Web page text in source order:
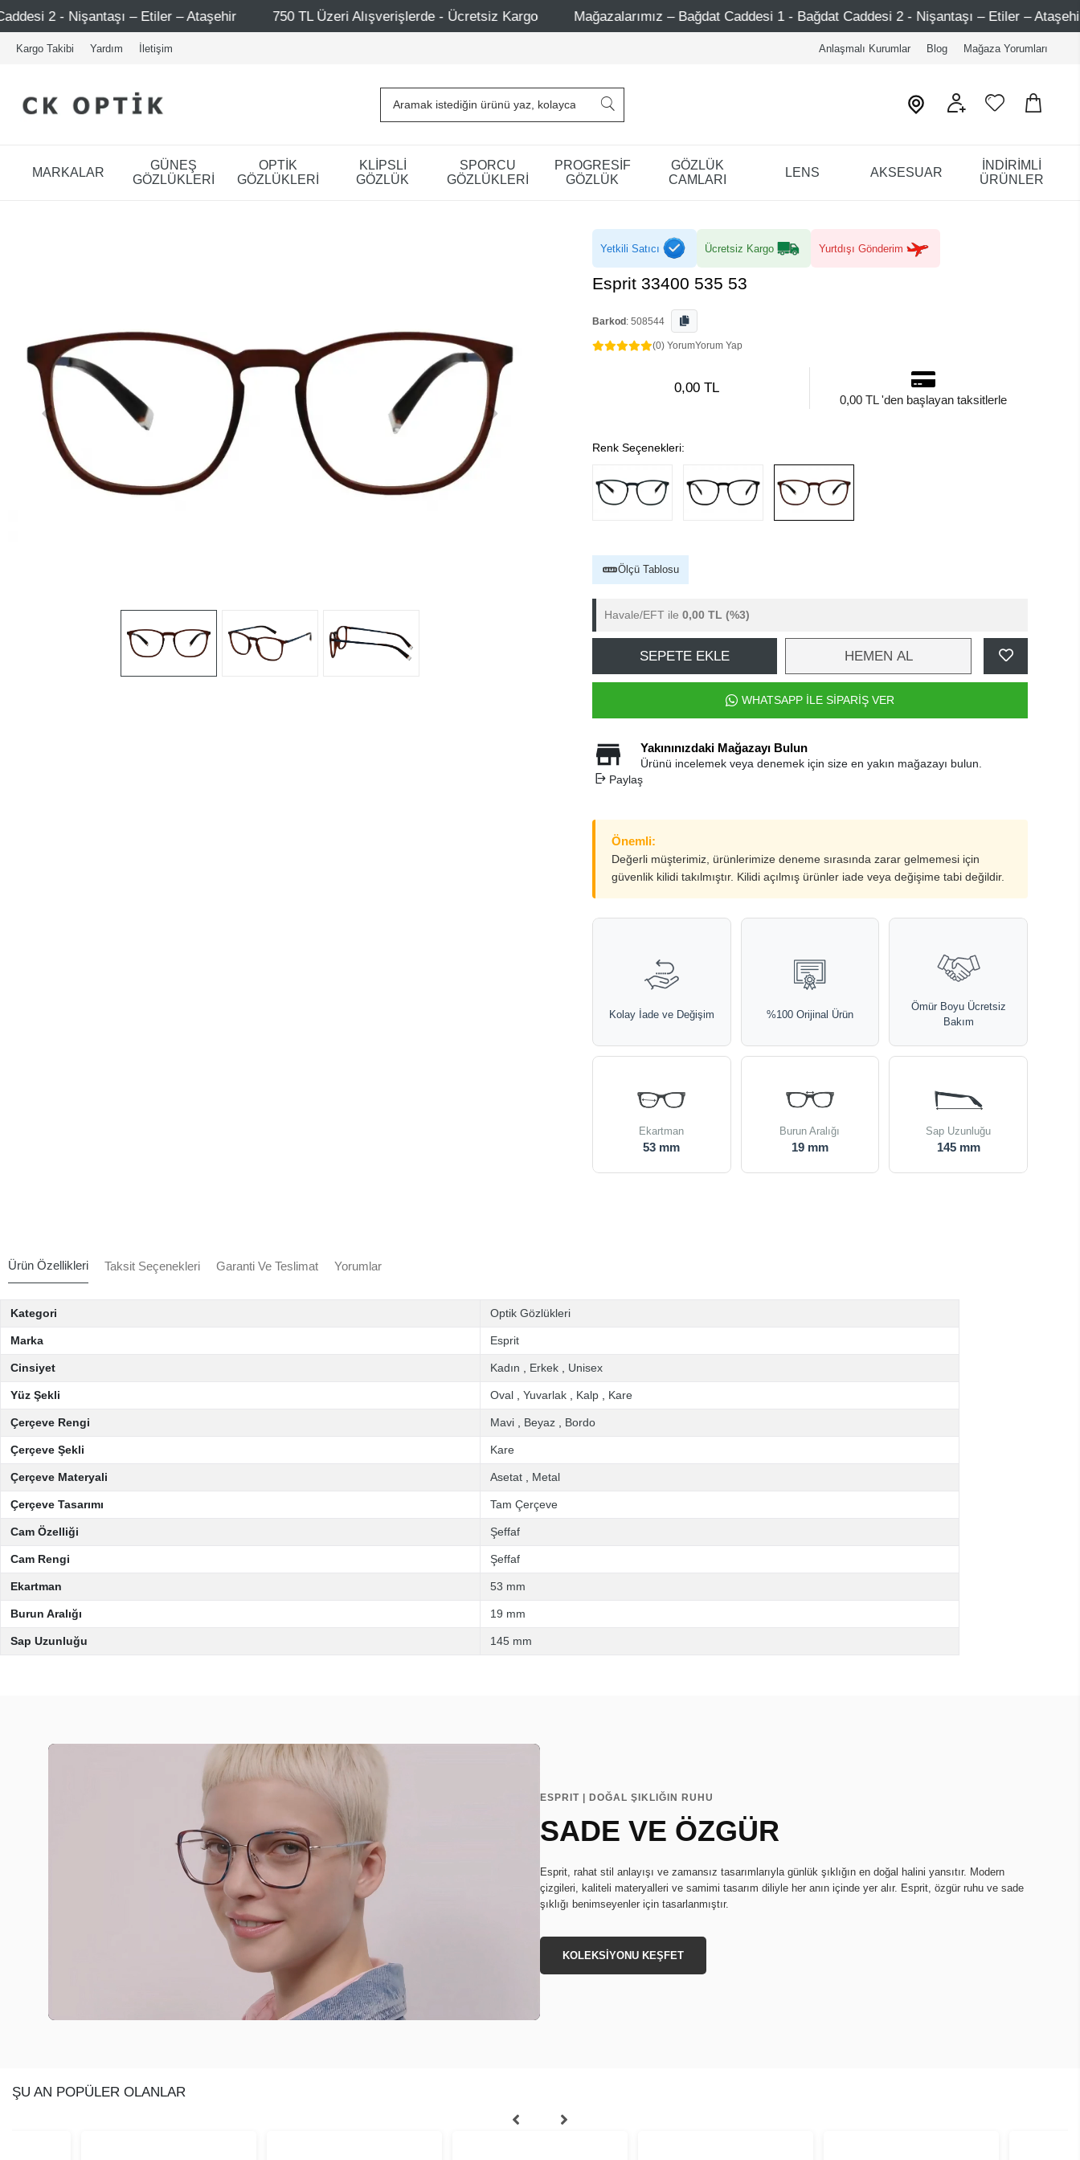
– Etiler – Ataşehir 750 TL Üzeri Alışverişlerde - Ücretsiz Kargo Mağazalarımız – Bağdat Caddesi 1 - Bağdat Caddesi 2 - Nişantaşı – Etiler – Ataşehir Şimdi Üye
Kargo Takibi Yardım İletişim Anlaşmalı Kurumlar Blog Mağaza Yorumları
MARKALAR
GÜNEŞ
GÖZLÜKLERİ
OPTİK
GÖZLÜKLERİ
KLİPSLİ
GÖZLÜK
SPORCU
GÖZLÜKLERİ
PROGRESİF
GÖZLÜK
GÖZLÜK
CAMLARI
LENS AKSESUAR
İNDİRİMLİ
ÜRÜNLER
Yetkili Satıcı Ücretsiz Kargo Yurtdışı Gönderim
Esprit 33400 535 53
Barkod : 508544
(0) YorumYorum Yap
0,00 TL
0,00 TL 'den başlayan taksitlerle
Renk Seçenekleri:
Ölçü Tablosu
Havale/EFT ile 0,00 TL (%3)
SEPETE EKLE HEMEN AL
WHATSAPP İLE SİPARİŞ VER
Yakınınızdaki Mağazayı Bulun
Ürünü incelemek veya denemek için size en yakın mağazayı bulun.
Paylaş
Önemli:
Değerli müşterimiz, ürünlerimize deneme sırasında zarar gelmemesi için
güvenlik kilidi takılmıştır. Kilidi açılmış ürünler iade veya değişime tabi değildir.
Kolay İade ve Değişim %100 Orijinal Ürün
Ömür Boyu Ücretsiz
Bakım
Ekartman
53 mm
Burun Aralığı
19 mm
Sap Uzunluğu
145 mm
Ürün Özellikleri Taksit Seçenekleri Garanti Ve Teslimat Yorumlar
Kategori Optik Gözlükleri
Marka Esprit
Cinsiyet Kadın Erkek Unisex
Yüz Şekli Oval Yuvarlak Kalp Kare
Çerçeve Rengi Mavi Beyaz Bordo
Çerçeve Şekli Kare
Çerçeve Materyali Asetat Metal
Çerçeve Tasarımı Tam Çerçeve
Cam Özelliği Şeffaf
Cam Rengi Şeffaf
Ekartman 53 mm
Burun Aralığı 19 mm
Sap Uzunluğu 145 mm
ESPRIT | DOĞAL ŞIKLIĞIN RUHU
SADE VE ÖZGÜR
Esprit, rahat stil anlayışı ve zamansız tasarımlarıyla günlük şıklığın en doğal halini yansıtır. Modern
çizgileri, kaliteli materyalleri ve samimi tasarım diliyle her anın içinde yer alır. Esprit, özgür ruhu ve sade
şıklığı benimseyenler için tasarlanmıştır.
KOLEKSİYONU KEŞFET
ŞU AN POPÜLER OLANLAR